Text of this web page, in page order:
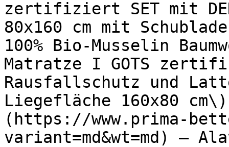
zertifiziert SET mit
80x160 cm mit
100% Bio-Musselin
Matratze I GOTS
Rausfallschutz und
Liegefläche 160x80
(https://www.prima-
variant=md&wt=md) —